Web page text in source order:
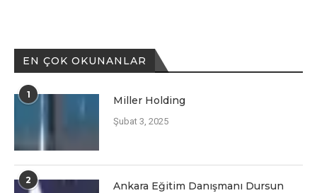
EN ÇOK OKUNANLAR
1 Miller Holding
Şubat 3, 2025
2
Ankara Eğitim Danışmanı Dursun